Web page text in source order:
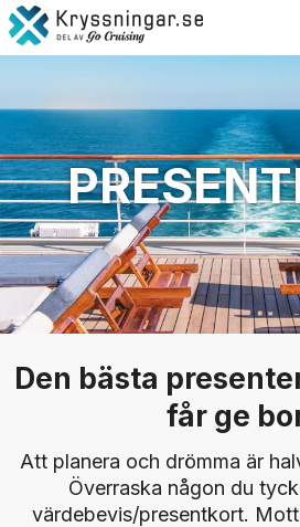
Den bästa
får ge
Att planera och drömma är
Överraska någon du
värdebevis/presentkort.